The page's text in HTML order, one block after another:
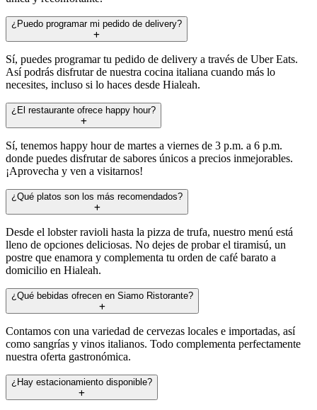
¿Puedo programar mi pedido de delivery?
Sí, puedes programar tu pedido de delivery a través de Uber Eats.
Así podrás disfrutar de nuestra cocina italiana cuando más lo
necesites, incluso si lo haces desde Hialeah.
¿El restaurante ofrece happy hour?
Sí, tenemos happy hour de martes a viernes de 3 p.m. a 6 p.m.
donde puedes disfrutar de sabores únicos a precios inmejorables.
¡Aprovecha y ven a visitarnos!
¿Qué platos son los más recomendados?
Desde el lobster ravioli hasta la pizza de trufa, nuestro menú está
lleno de opciones deliciosas. No dejes de probar el tiramisú, un
postre que enamora y complementa tu orden de café barato a
domicilio en Hialeah.
¿Qué bebidas ofrecen en Siamo Ristorante?
Contamos con una variedad de cervezas locales e importadas, así
como sangrías y vinos italianos. Todo complementa perfectamente
nuestra oferta gastronómica.
¿Hay estacionamiento disponible?